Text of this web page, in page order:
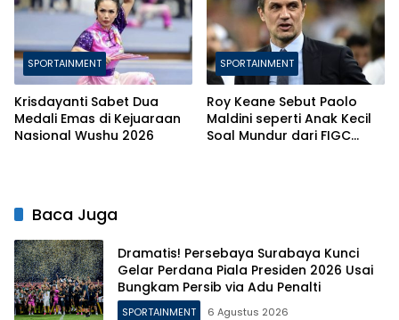
SPORTAINMENT
Krisdayanti Sabet Dua
Medali Emas di Kejuaraan
Nasional Wushu 2026
SPORTAINMENT
Roy Keane Sebut Paolo
Maldini seperti Anak Kecil
Soal Mundur dari FIGC
Baca Juga
Dramatis! Persebaya Surabaya Kunci
Gelar Perdana Piala Presiden 2026 Usai
Bungkam Persib via Adu Penalti
SPORTAINMENT 6 Agustus 2026